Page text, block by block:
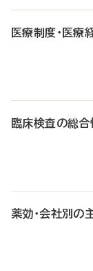
医療制度・医療
臨床検査の総合
薬効・会社別の